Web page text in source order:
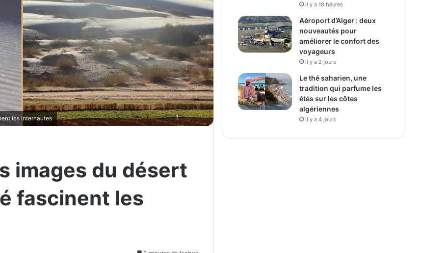
les internautes
images du désert
fascinent les
il y a 18 heures
Aéroport d’Alger : deux
nouveautés pour
améliorer le confort des
voyageurs
il y a 2 jours
Le thé saharien, une
tradition qui parfume les
étés sur les côtes
algériennes
il y a 4 jours